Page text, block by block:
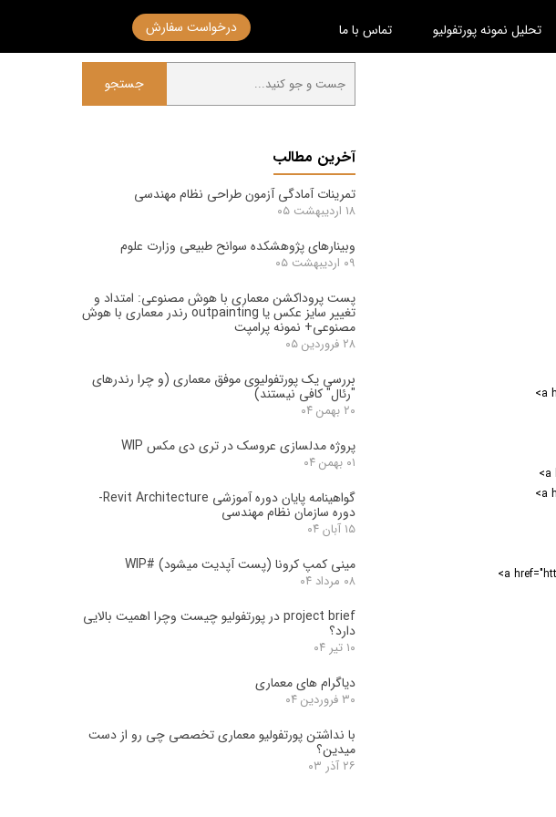
تحلیل نمونه پورتفولیو تماس با ما درخواست سفارش
آخرین مطالب
تمرینات آمادگی آزمون طراحی نظام مهندسی
۱۸ اردیبهشت ۰۵
وبینارهای پژوهشکده سوانح طبیعی وزارت علوم
۰۹ اردیبهشت ۰۵
پست پروداکشن معماری با هوش مصنوعی: امتداد و
تغییر سایز عکس یا outpainting رندر معماری با هوش
مصنوعی+ نمونه پرامپت
۲۸ فروردین ۰۵
بررسی یک پورتفولیوی موفق معماری (و چرا رندرهای
"رئال" کافی نیستند)
۲۰ بهمن ۰۴
پروژه مدلسازی عروسک در تری دی مکس WIP
۰۱ بهمن ۰۴
گواهینامه پایان دوره آموزشی Revit Architecture-
دوره سازمان نظام مهندسی
۱۵ آبان ۰۴
مینی کمپ کرونا (پست آپدیت میشود) #WIP
۰۸ مرداد ۰۴
project brief در پورتفولیو چیست وچرا اهمیت بالایی
دارد؟
۱۰ تیر ۰۴
دیاگرام های معماری
۳۰ فروردین ۰۴
با نداشتن پورتفولیو معماری تخصصی چی رو از دست
میدین؟
۲۶ آذر ۰۳
جستجو